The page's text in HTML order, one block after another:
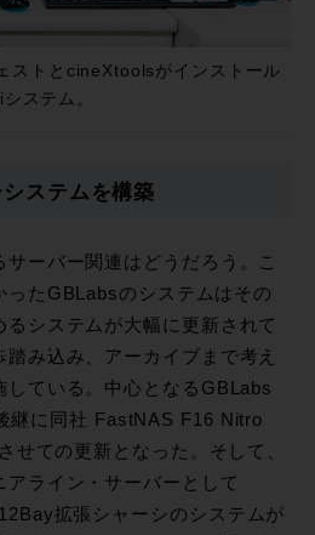
ストとcineXtoolsがインストール
ステム。
ステムを構築
ーバー関連はどうだろう。こ
ったGBLabsのシステムはその
るシステムが大幅に更新されて
み込み、アーカイブまで考え
している。中心となるGBLabs
継に同社 FastNAS F16 Nitro
せての更新となった。そして、
ライン・サーバーとして
拡張シャーシのシステムが